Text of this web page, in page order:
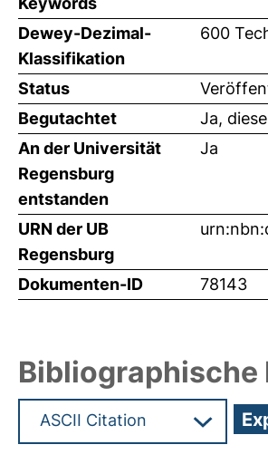
Dewey-Dezimal-
Klassifikation
600
Status
Begutachtet
Ja,
An der Universität
Regensburg
entstanden
Ja
URN der UB
Regensburg
Dokumenten-ID 78143
Bibliographische